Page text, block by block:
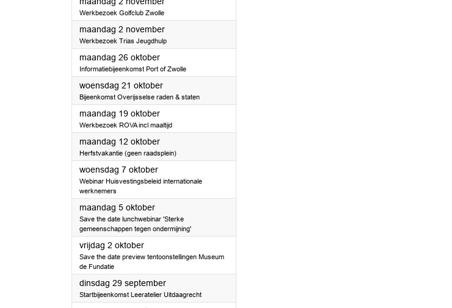
Werkbezoek Golfclub Zwolle
maandag 2 november2026
Werkbezoek Trias Jeugdhulp
maandag 26 oktober2026
Informatiebijeenkomst Port of Zwolle
woensdag 21 oktober2026
Bijeenkomst Overijsselse raden & staten
maandag 19 oktober2026
Werkbezoek ROVA incl maaltijd
maandag 12 oktober2026
Herfstvakantie (geen raadsplein)
woensdag 7 oktober2026
Webinar Huisvestingsbeleid internationale
werknemers
maandag 5 oktober2026
Save the date lunchwebinar 'Sterke
gemeenschappen tegen ondermijning'
vrijdag 2 oktober2026
Save the date preview tentoonstellingen Museum
de Fundatie
dinsdag 29 september2026
Startbijeenkomst Leeratelier Uitdaagrecht